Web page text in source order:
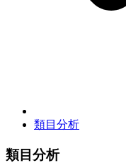
類目分析
類目分析